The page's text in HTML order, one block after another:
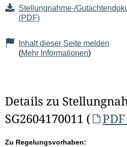
Stellungnahme-/
(PDF)
Inhalt dieser Seite melden
(Mehr Informationen)
Details zu
SG2604170011 (
Zu Regelungsvorhaben: